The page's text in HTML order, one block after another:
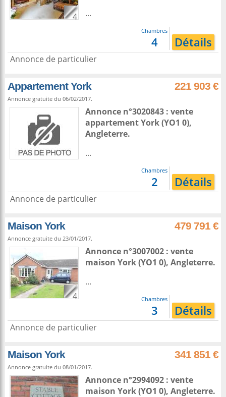
4
...
Chambres
4 Détails
Annonce de particulier
Appartement York 221 903 €
Annonce gratuite du 06/02/2017.
Annonce n°3020843 : vente
appartementYork(YO1 0),
Angleterre.
...
Chambres
2 Détails
Annonce de particulier
Maison York 479 791 €
Annonce gratuite du 23/01/2017.
4
Annonce n°3007002 : vente
maison York(YO1 0), Angleterre.
...
Chambres
3 Détails
Annonce de particulier
Maison York 341 851 €
Annonce gratuite du 08/01/2017.
Annonce n°2994092 : vente
maison York(YO1 0), Angleterre.